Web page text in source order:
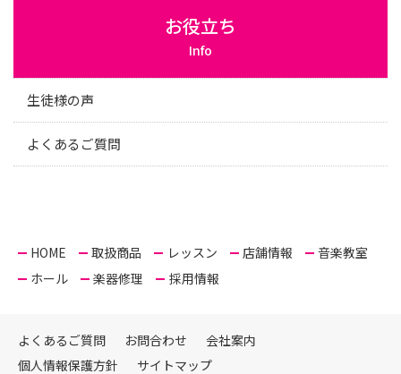
お役立ち
Info
生徒様の声
よくあるご質問
HOME 取扱商品 レッスン 店舗情報
音楽教室
ホール
楽器修理 採用情報
よくあるご質問 お問合わせ
会社案内
個人情報保護方針
サイトマップ